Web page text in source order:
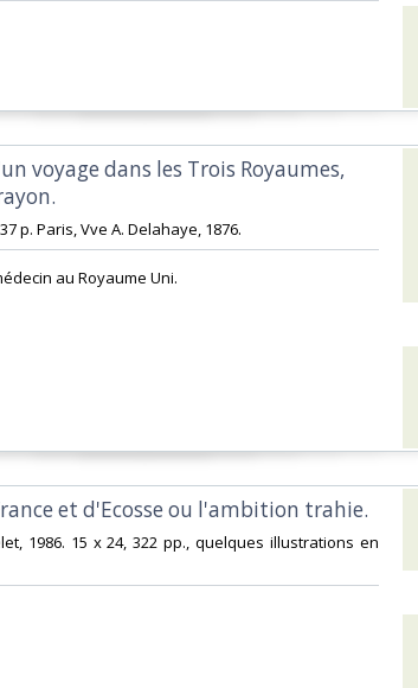
voyage dans les Trois Royaumes,
p. Paris, Vve A. Delahaye, 1876.‎
au Royaume Uni.
et d'Ecosse ou l'ambition trahie.‎
1986. 15 x 24, 322 pp., quelques illustrations en